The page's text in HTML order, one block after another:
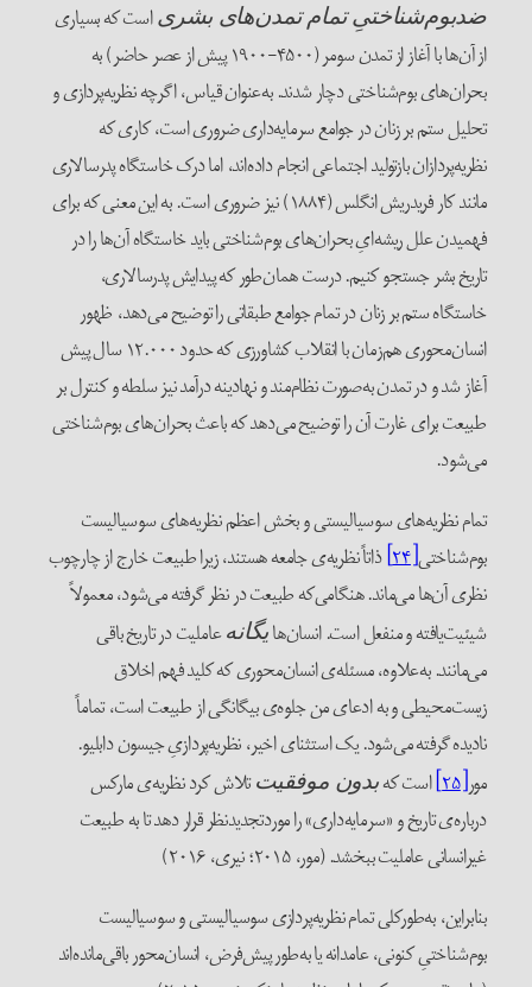
تمام تمدن‌های بشریاست که بسیاری
از آن‌ها با آغاز از تمدن سومر (۴۵۰۰-۱۹۰۰ پیش از عصر حاضر) به
بوم‌شناختی دچار شدند. به‌عنوان قیاس، اگرچه نظریه‌پردازی و
ستم بر زنان در جوامع سرمایه‌داری ضروری است، کاری که
بازتولید اجتماعی انجام داده‌اند، اما درک خاستگاه پدرسالاری
مانند کار فریدریش انگلس (۱۸۸۴) نیز ضروری است. به این معنی که برای
علل ریشه‌ایِ بحران‌های بوم‌شناختی باید خاستگاه آن‌ها را در
بشر جستجو کنیم. درست همان‌طور که پیدایش پدرسالاری،
ستم بر زنان در تمام جوامع طبقاتی را توضیح می‌دهد، ظهور
انسان‌محوری هم‌زمان با انقلاب کشاورزی که حدود ۱۲.۰۰۰ سال پیش
شد و در تمدن به‌صورت نظام‌مند و نهادینه درآمد نیز سلطه و کنترل بر
برای غارت آن را توضیح می‌دهد که باعث بحران‌های بوم‌شناختی
نظریه‌های سوسیالیستی و بخش اعظم نظریه‌های سوسیالیست
[۲۴]
ذاتاً نظریه‌ی جامعه هستند، زیرا طبیعت خارج از چارچوب
آن‌ها می‌ماند. هنگامی‌که طبیعت در نظر گرفته می‌شود، معمولاً
و منفعل است. انسان‌هایگانهعاملیت در تاریخ باقی
به‌علاوه، مسئله‌ی انسان‌محوری که کلید فهم اخلاق
و به ادعای من جلوه‌ی بیگانگی از طبیعت است، تماماً
گرفته می‌شود. یک استثنای اخیر، نظریه‌پردازیِ جیسون دابلیو.
است کهبدون موفقیتتلاش کرد نظریه‌ی مارکس
تاریخ و «سرمایه‌داری» را موردتجدیدنظر قرار دهد تا به طبیعت
عاملیت ببخشد. (مور، ۲۰۱۵؛ نیری، ۲۰۱۶)
به‌طورکلی تمام نظریه‌پردازی سوسیالیستی و سوسیالیست
کنونی، عامدانه یا به‌طور پیش‌فرض، انسان‌محور باقی‌مانده‌اند